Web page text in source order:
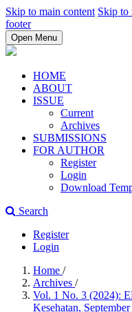
Skip to main content Skip to
footer
Open Menu
HOME
ABOUT
ISSUE
Current
Archives
SUBMISSIONS
FOR AUTHOR
Register
Login
Download
Search
Register
Login
Home /
Archives /
Vol. 1 No. 3 (2024):
Kesehatan,